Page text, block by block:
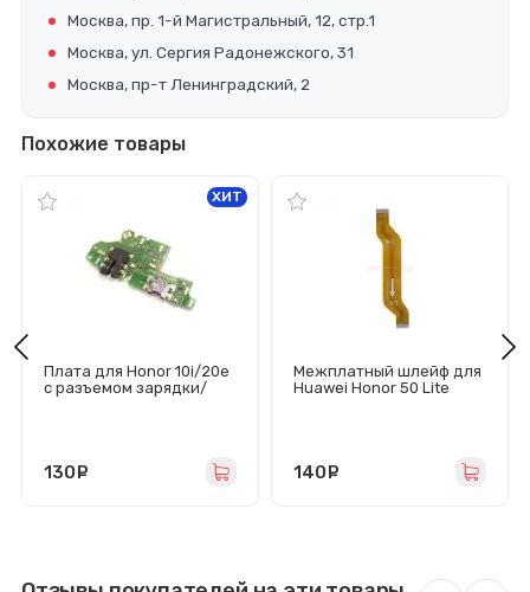
Москва, пр. 1-й Магистральный, 12, стр.1
Москва, ул. Сергия Радонежского, 31
Москва, пр-т Ленинградский, 2
Похожие товары
Плата для Honor 10i/20e
с разъемом зарядки/
ХИТ
130
Межплатный шлейф для
Huawei Honor 50 Lite
140